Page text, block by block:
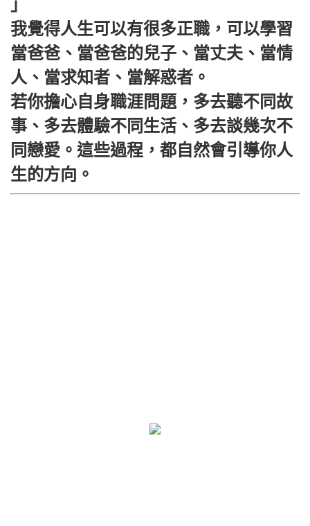
」
我覺得人生可以有很多正職，可以學習
當爸爸、當爸爸的兒子、當丈夫、當情
人、當求知者、當解惑者。
若你擔心自身職涯問題，多去聽不同故
事、多去體驗不同生活、多去談幾次不
同戀愛。這些過程，都自然會引導你人
生的方向。